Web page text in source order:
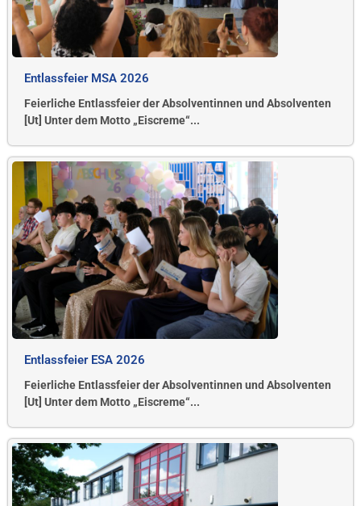
Entlassfeier MSA 2026
Feierliche Entlassfeier der Absolventinnen und Absolventen
[Ut] Unter dem Motto „Eiscreme“...
Entlassfeier ESA 2026
Feierliche Entlassfeier der Absolventinnen und Absolventen
[Ut] Unter dem Motto „Eiscreme“...